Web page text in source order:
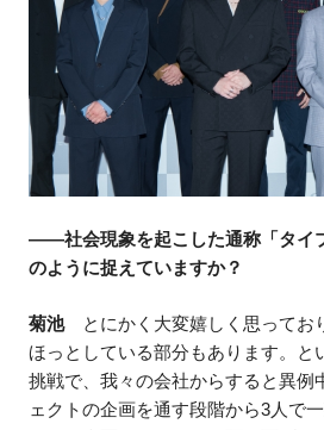
——社会現象を起こした通称「タイ
のように捉えていますか？
菊池とにかく大変嬉しく思ってお
ほっとしている部分もあります。と
挑戦で、我々の会社からすると異例
ェクトの企画を通す段階から3人で